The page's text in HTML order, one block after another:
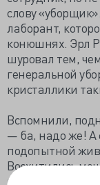
слову
лаборант,
конюшнях. Эрл
шуровал тем,
генеральной
кристаллики
Вспомнили,
— ба, надо же! А
подопытной
Восхитились